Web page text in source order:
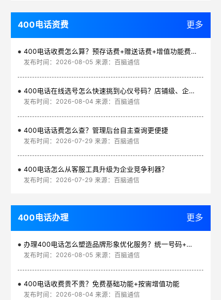
400电话资费 更多
400电话收费怎么算？预存话费+赠送话费+增值功能费透明实惠
发布时间：2026-08-05 来源：百脑通信
400电话在线选号怎么快速挑到心仪号码？店铺级、企业级、集团级一次看清
发布时间：2026-08-04 来源：百脑通信
400电话话费怎么查？管理后台自主查询更便捷
发布时间：2026-07-29 来源：百脑通信
400电话怎么从客服工具升级为企业竞争利器？
发布时间：2026-07-29 来源：百脑通信
400电话办理 更多
办理400电话怎么塑造品牌形象优化服务？统一号码+智能管理平台
发布时间：2026-08-05 来源：百脑通信
400电话收费贵不贵？免费基础功能+按需增值功能
发布时间：2026-08-04 来源：百脑通信